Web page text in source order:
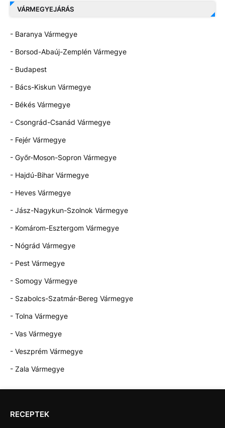
VÁRMEGYEJÁRÁS
- Baranya Vármegye
- Borsod-Abaúj-Zemplén Vármegye
- Budapest
- Bács-Kiskun Vármegye
- Békés Vármegye
- Csongrád-Csanád Vármegye
- Fejér Vármegye
- Győr-Moson-Sopron Vármegye
- Hajdú-Bihar Vármegye
- Heves Vármegye
- Jász-Nagykun-Szolnok Vármegye
- Komárom-Esztergom Vármegye
- Nógrád Vármegye
- Pest Vármegye
- Somogy Vármegye
- Szabolcs-Szatmár-Bereg Vármegye
- Tolna Vármegye
- Vas Vármegye
- Veszprém Vármegye
- Zala Vármegye
RECEPTEK